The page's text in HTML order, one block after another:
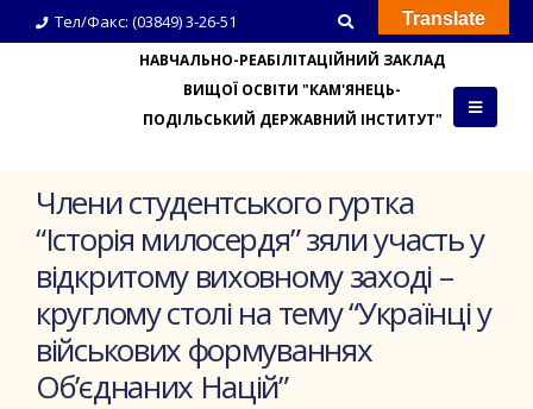
Тел/Факс: (03849) 3-26-51
НАВЧАЛЬНО-РЕАБІЛІТАЦІЙНИЙ ЗАКЛАД
ВИЩОЇ ОСВІТИ "КАМ'ЯНЕЦЬ-
ПОДІЛЬСЬКИЙ ДЕРЖАВНИЙ ІНСТИТУТ"
Члени студентського гуртка
“Історія милосердя” зяли участь у
відкритому виховному заході –
круглому столі на тему “Українці у
військових формуваннях
Об’єднаних Націй”
Translate